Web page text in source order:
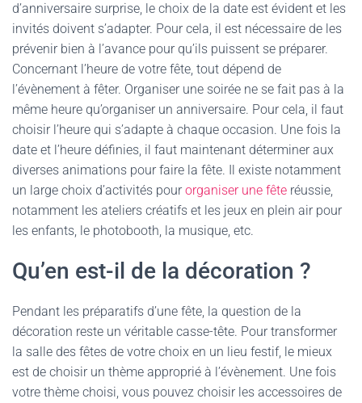
d’anniversaire surprise, le choix de la date est évident et les
invités doivent s’adapter. Pour cela, il est nécessaire de les
prévenir bien à l’avance pour qu’ils puissent se préparer.
Concernant l’heure de votre fête, tout dépend de
l’évènement à fêter. Organiser une soirée ne se fait pas à la
même heure qu’organiser un anniversaire. Pour cela, il faut
choisir l’heure qui s’adapte à chaque occasion. Une fois la
date et l’heure définies, il faut maintenant déterminer aux
diverses animations pour faire la fête. Il existe notamment
un large choix d’activités pourorganiser une fête réussie,
notamment les ateliers créatifs et les jeux en plein air pour
les enfants, le photobooth, la musique, etc.
Qu’en est-il de la décoration ?
Pendant les préparatifs d’une fête, la question de la
décoration reste un véritable casse-tête. Pour transformer
la salle des fêtes de votre choix en un lieu festif, le mieux
est de choisir un thème approprié à l’évènement. Une fois
votre thème choisi, vous pouvez choisir les accessoires de